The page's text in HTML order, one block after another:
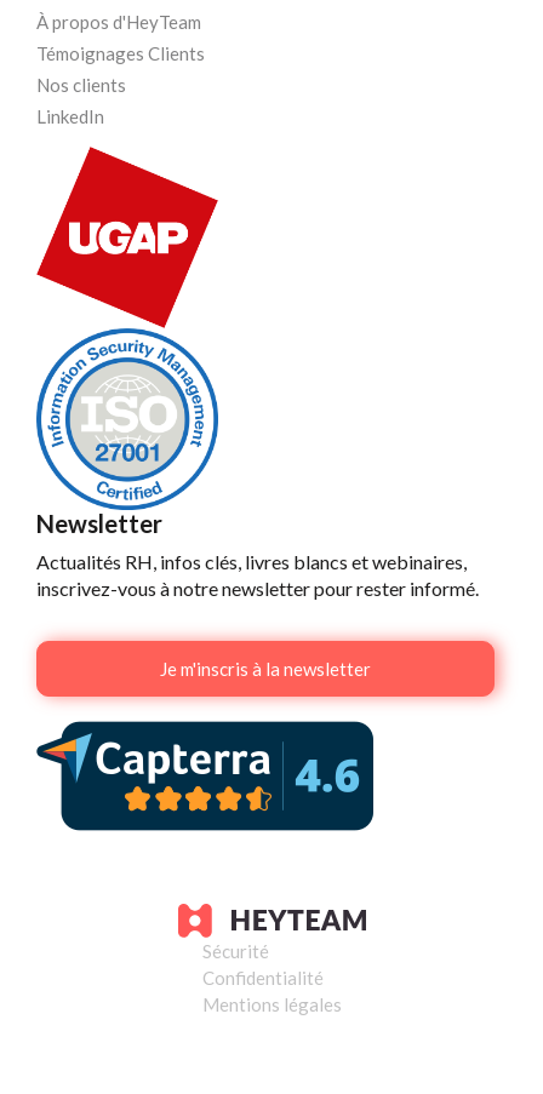
À propos d'HeyTeam
Témoignages Clients
Nos clients
LinkedIn
Newsletter
Actualités RH, infos clés, livres blancs et webinaires,
inscrivez-vous à notre newsletter pour rester informé.
Je m'inscris à la newsletter
Sécurité
Confidentialité
Mentions légales